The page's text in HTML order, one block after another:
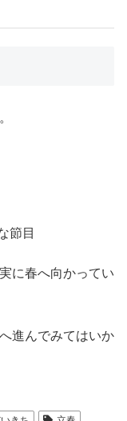
節目
に春へ向かってい
進んでみてはいか